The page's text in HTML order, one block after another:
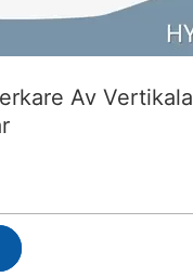
Av Vertikala